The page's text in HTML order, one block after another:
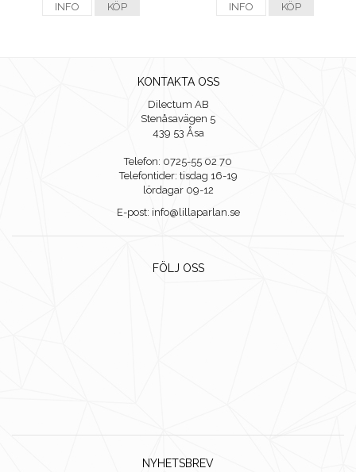
INFO KÖP INFO KÖP
KONTAKTA OSS
Dilectum AB
Stenåsavägen 5
439 53 Åsa
Telefon: 0725-55 02 70
Telefontider: tisdag 16-19
lördagar 09-12
E-post: info@lillaparlan.se
FÖLJ OSS
NYHETSBREV